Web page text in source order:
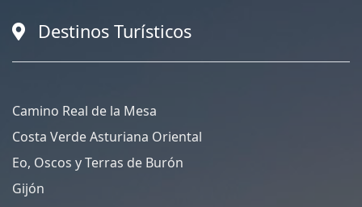
Destinos Turísticos
Camino Real de la Mesa
Costa Verde Asturiana Oriental
Eo, Oscos y Terras de Burón
Gijón